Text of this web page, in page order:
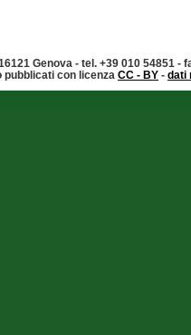
Genova - tel. +39 010 54851 -
pubblicati con licenza CC - BY - dati